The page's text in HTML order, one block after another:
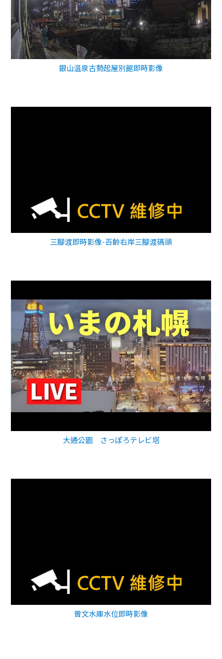
銀山温泉古勢起屋別館即時影像
三腳渡即時影像-百齡右岸三腳渡碼頭
大通公園 さっぽろテレビ塔
曾文水庫水位即時影像